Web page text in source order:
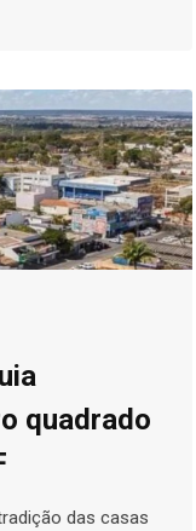
quadrado
das casas